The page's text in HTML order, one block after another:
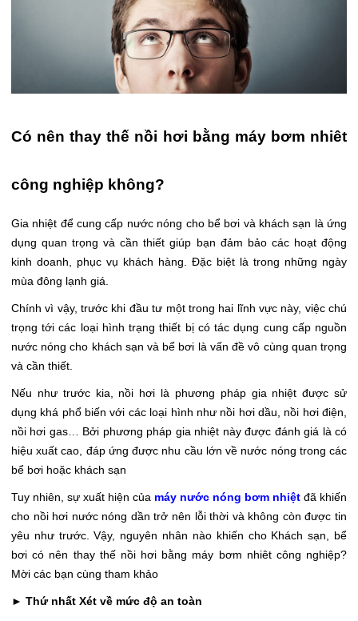
Có nên thay thế nồi hơi bằng máy bơm nhiêt
công nghiệp không?
Gia nhiệt để cung cấp nước nóng cho bể bơi và khách sạn là ứng
dụng quan trọng và cần thiết giúp bạn đảm bảo các hoạt động
kinh doanh, phục vụ khách hàng. Đặc biệt là trong những ngày
mùa đông lạnh giá.
Chính vì vậy, trước khi đầu tư một trong hai lĩnh vực này, việc chú
trọng tới các loại hình trạng thiết bị có tác dụng cung cấp nguồn
nước nóng cho khách sạn và bể bơi là vấn đề vô cùng quan trọng
và cần thiết.
Nếu như trước kia, nồi hơi là phương pháp gia nhiệt được sử
dụng khá phổ biến với các loại hình như nồi hơi dầu, nồi hơi điện,
nồi hơi gas… Bởi phương pháp gia nhiệt này được đánh giá là có
hiệu xuất cao, đáp ứng được nhu cầu lớn về nước nóng trong các
bể bơi hoặc khách sạn
Tuy nhiên, sự xuất hiện của máy nước nóng bơm nhiệt đã khiến
cho nồi hơi nước nóng dần trở nên lỗi thời và không còn được tin
yêu như trước. Vậy, nguyên nhân nào khiến cho Khách sạn, bể
bơi có nên thay thế nồi hơi bằng máy bơm nhiêt công nghiệp?
Mời các bạn cùng tham khảo
► Thứ nhất Xét về mức độ an toàn